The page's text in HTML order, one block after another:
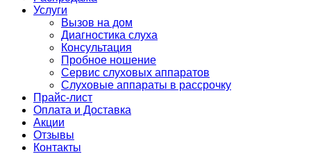
Услуги
Вызов на дом
Диагностика слуха
Консультация
Пробное ношение
Сервис слуховых аппаратов
Слуховые аппараты в рассрочку
Прайс-лист
Оплата и Доставка
Акции
Отзывы
Контакты